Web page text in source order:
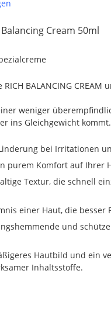
Cream 50ml
BALANCING CREAM
weniger
ins Gleichgewicht kommt.
bei Irritationen
purem Komfort auf Ihrer
Textur, die schnell
einer Haut, die besser
und
Hautbild und ein
Inhaltsstoffe.